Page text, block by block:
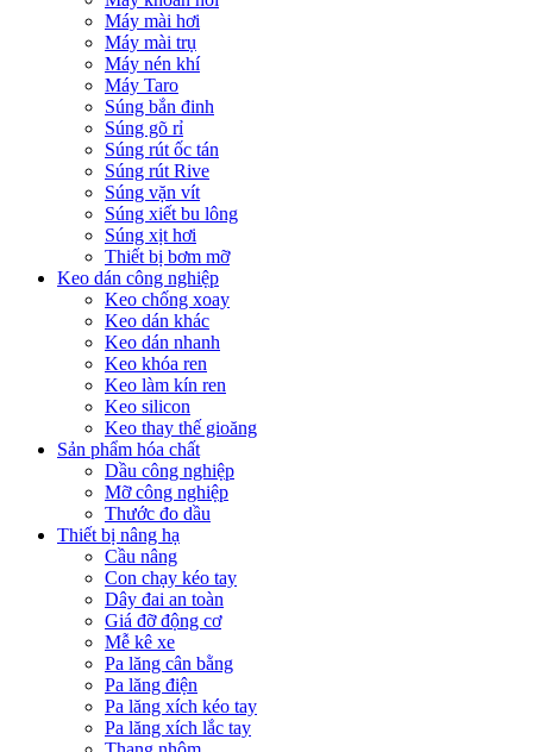
Máy mài hơi
Máy mài trụ
Máy nén khí
Máy Taro
Súng bắn đinh
Súng gõ rỉ
Súng rút ốc tán
Súng rút Rive
Súng vặn vít
Súng xiết bu lông
Súng xịt hơi
Thiết bị bơm mỡ
Keo dán công nghiệp
Keo chống xoay
Keo dán khác
Keo dán nhanh
Keo khóa ren
Keo làm kín ren
Keo silicon
Keo thay thế gioăng
Sản phẩm hóa chất
Dầu công nghiệp
Mỡ công nghiệp
Thước đo dầu
Thiết bị nâng hạ
Cầu nâng
Con chạy kéo tay
Dây đai an toàn
Giá đỡ động cơ
Mễ kê xe
Pa lăng cân bằng
Pa lăng điện
Pa lăng xích kéo tay
Pa lăng xích lắc tay